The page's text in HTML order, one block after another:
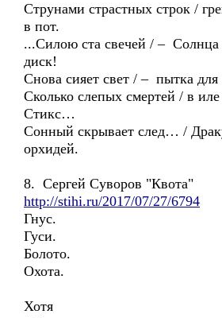
Струнами страстных строк /
в пот.
...Силою ста свечей / –
диск!
Снова сияет свет / – пытка для
Сколько слепых смертей / в
Стикс…
Сонный скрывает след… /
орхидей.
8. Сергей Суворов "Квота"
http://stihi.ru/2017/07/27/6794
Гнус.
Гуси.
Болото.
Охота.
Хотя